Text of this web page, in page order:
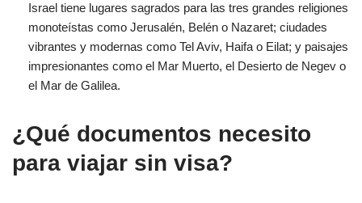
Israel tiene lugares sagrados para las tres grandes religiones
monoteístas como Jerusalén, Belén o Nazaret; ciudades
vibrantes y modernas como Tel Aviv, Haifa o Eilat; y paisajes
impresionantes como el Mar Muerto, el Desierto de Negev o
el Mar de Galilea.
¿Qué documentos necesito
para viajar sin visa?